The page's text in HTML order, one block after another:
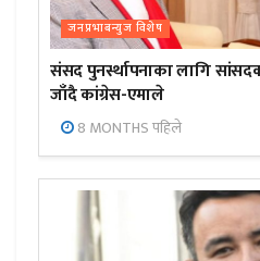
जनप्रभाबन्युज विशेष
संसद पुनर्स्थापनाका लागि
जाँदै कांग्रेस-एमाले
8 MONTHS पहिले